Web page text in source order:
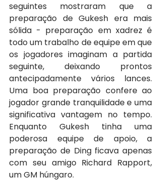
seguintes mostraram que a
preparação de Gukesh era mais
sólida - preparação em xadrez é
todo um trabalho de equipe em que
os jogadores imaginam a partida
seguinte, deixando prontos
antecipadamente vários lances.
Uma boa preparação confere ao
jogador grande tranquilidade e uma
significativa vantagem no tempo.
Enquanto Gukesh tinha uma
poderosa equipe de apoio, a
preparação de Ding ficava apenas
com seu amigo Richard Rapport,
um GM húngaro.